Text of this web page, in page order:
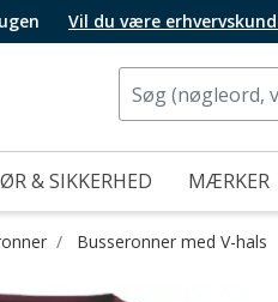
Vil du være
& SIKKERHED MÆRKER
Busseronner med V-hals